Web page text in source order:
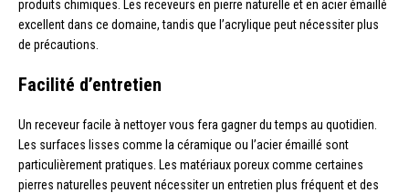
produits chimiques. Les receveurs en pierre naturelle et en acier émaillé
excellent dans ce domaine, tandis que l’acrylique peut nécessiter plus
de précautions.
Facilité d’entretien
Un receveur facile à nettoyer vous fera gagner du temps au quotidien.
Les surfaces lisses comme la céramique ou l’acier émaillé sont
particulièrement pratiques. Les matériaux poreux comme certaines
pierres naturelles peuvent nécessiter un entretien plus fréquent et des